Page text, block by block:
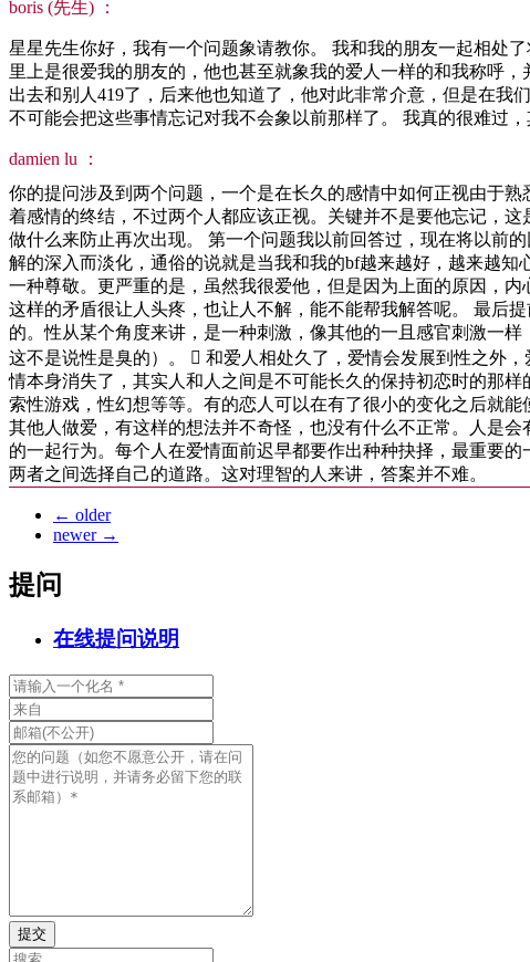
boris (先生) ：
星星先生你好，我有一个问题象请教你。 我和我的朋友一起相处
里上是很爱我的朋友的，他也甚至就象我的爱人一样的和我称呼
出去和别人419了，后来他也知道了，他对此非常介意，但是在
不可能会把这些事情忘记对我不会象以前那样了。 我真的很难过
damien lu ：
你的提问涉及到两个问题，一个是在长久的感情中如何正视由于
着感情的终结，不过两个人都应该正视。关键并不是要他忘记，
做什么来防止再次出现。 第一个问题我以前回答过，现在将以前
解的深入而淡化，通俗的说就是当我和我的bf越来越好，越来越
一种尊敬。更严重的是，虽然我很爱他，但是因为上面的原因，
这样的矛盾很让人头疼，也让人不解，能不能帮我解答呢。 最后
的。性从某个角度来讲，是一种刺激，像其他的一且感官刺激一
这不是说性是臭的）。  和爱人相处久了，爱情会发展到性之外
情本身消失了，其实人和人之间是不可能长久的保持初恋时的那
索性游戏，性幻想等等。有的恋人可以在有了很小的变化之后就
其他人做爱，有这样的想法并不奇怪，也没有什么不正常。人是
的一起行为。每个人在爱情面前迟早都要作出种种抉择，最重要
两者之间选择自己的道路。这对理智的人来讲，答案并不难。
← older
newer →
提问
在线提问说明
提交